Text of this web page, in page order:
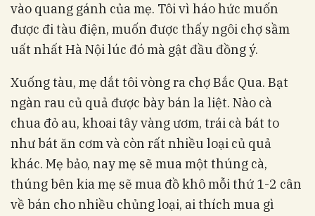
vào quang gánh của mẹ. Tôi vì háo hức muốn
được đi tàu điện, muốn được thấy ngôi chợ sầm
uất nhất Hà Nội lúc đó mà gật đầu đồng ý.
Xuống tàu, mẹ dắt tôi vòng ra chợ Bắc Qua. Bạt
ngàn rau củ quả được bày bán la liệt. Nào cà
chua đỏ au, khoai tây vàng ươm, trái cà bát to
như bát ăn cơm và còn rất nhiều loại củ quả
khác. Mẹ bảo, nay mẹ sẽ mua một thúng cà,
thúng bên kia mẹ sẽ mua đồ khô mỗi thứ 1-2 cân
về bán cho nhiều chủng loại, ai thích mua gì